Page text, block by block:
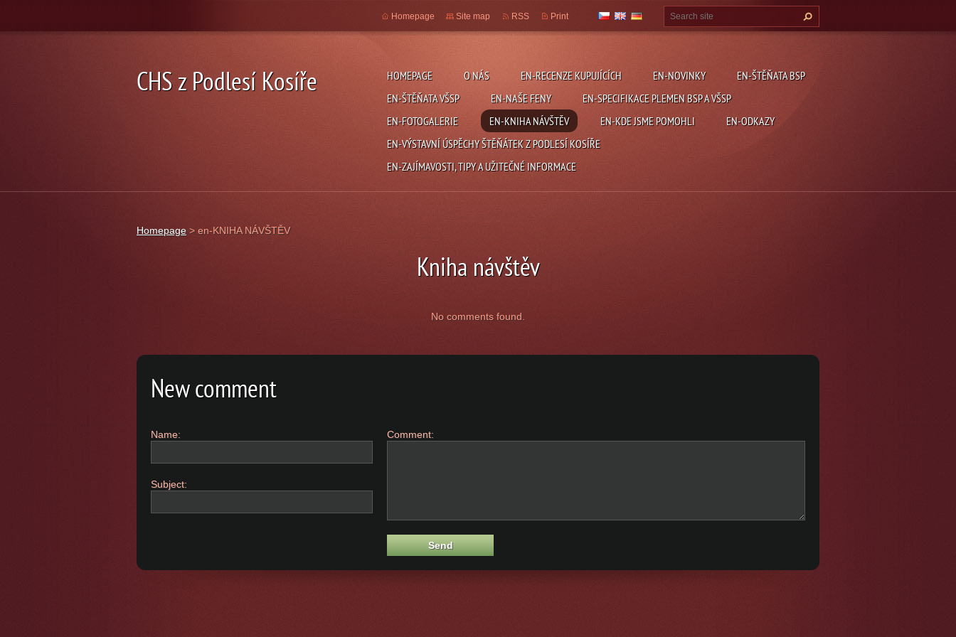
CHS z Podlesí Kosíře HOMEPAGE O NÁS EN-RECENZE KUPUJÍCÍCH EN-NOVINKY
EN-ŠTĚŇATA BSP
EN-ŠTĚŇATA VŠSP
EN-NAŠE FENY
EN-SPECIFIKACE PLEMEN BSP A VŠSP
EN-FOTOGALERIE
EN-KNIHA NÁVŠTĚV EN-KDE JSME POMOHLI
EN-ODKAZY
EN-VÝSTAVNÍ ÚSPĚCHY ŠTĚŇÁTEK Z PODLESÍ KOSÍŘE
EN-ZAJÍMAVOSTI, TIPY A UŽITEČNÉ INFORMACE
Homepage Site map RSS Print
Homepage >en-KNIHA NÁVŠTĚV
Kniha návštěv
No comments found.
New comment
Name:
Subject:
Comment: